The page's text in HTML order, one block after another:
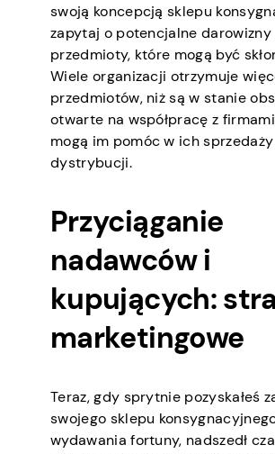
swoją koncepcją sklepu
zapytaj o potencjalne darowizny
przedmioty, które mogą być
Wiele organizacji otrzymuje
przedmiotów, niż są w stanie
otwarte na współpracę z
mogą im pomóc w ich
dystrybucji.
Przyciąganie
nadawców i
kupujących:
marketingowe
Teraz, gdy sprytnie pozyskałeś
swojego sklepu
wydawania fortuny, nadszedł